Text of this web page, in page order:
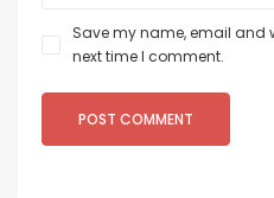
Save my name, email and
next time I comment.